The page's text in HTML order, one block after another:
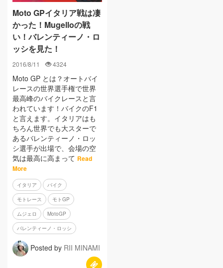
Moto GPイタリア戦は凄
かった！Mugelloの戦
い！バレンティーノ・ロ
ッシを見た！
2016/8/11 4324
Moto GP とは？オートバイ
レースの世界選手権で世界
最高峰のバイクレースと言
われています！バイクのF1
と言えます。イタリアはも
ちろん世界でも大スターで
あるバレンティーノ・ロッ
シ選手が出場で、会場の空
気は最高に高まって Read
More
イタリア バイク
モトレース モトGP
ムジェロ MotoGP
バレンティーノ・ロッシ
Posted by RII MINAMI